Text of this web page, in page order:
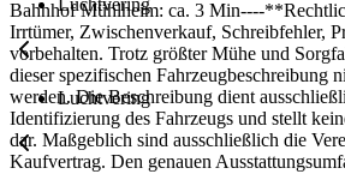
Bahnhof Mühlheim: ca. 3 Min----
Irrtümer, Zwischenverkauf, Schreibfehler,
vorbehalten. Trotz größter Mühe und
dieser spezifischen Fahrzeugbeschreibung
werden. Die Beschreibung dient
Identifizierung des Fahrzeugs und stellt
dar. Maßgeblich sind ausschließlich die
Kaufvertrag. Den genauen
Luchtvering